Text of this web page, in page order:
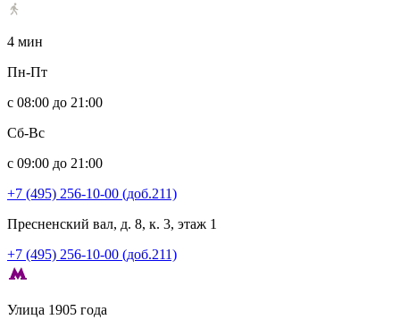
4 мин
Пн-Пт
с 08:00 до 21:00
Сб-Вс
с 09:00 до 21:00
+7 (495) 256-10-00 (доб.211)
Пресненский вал, д. 8, к. 3, этаж 1
+7 (495) 256-10-00 (доб.211)
Улица 1905 года